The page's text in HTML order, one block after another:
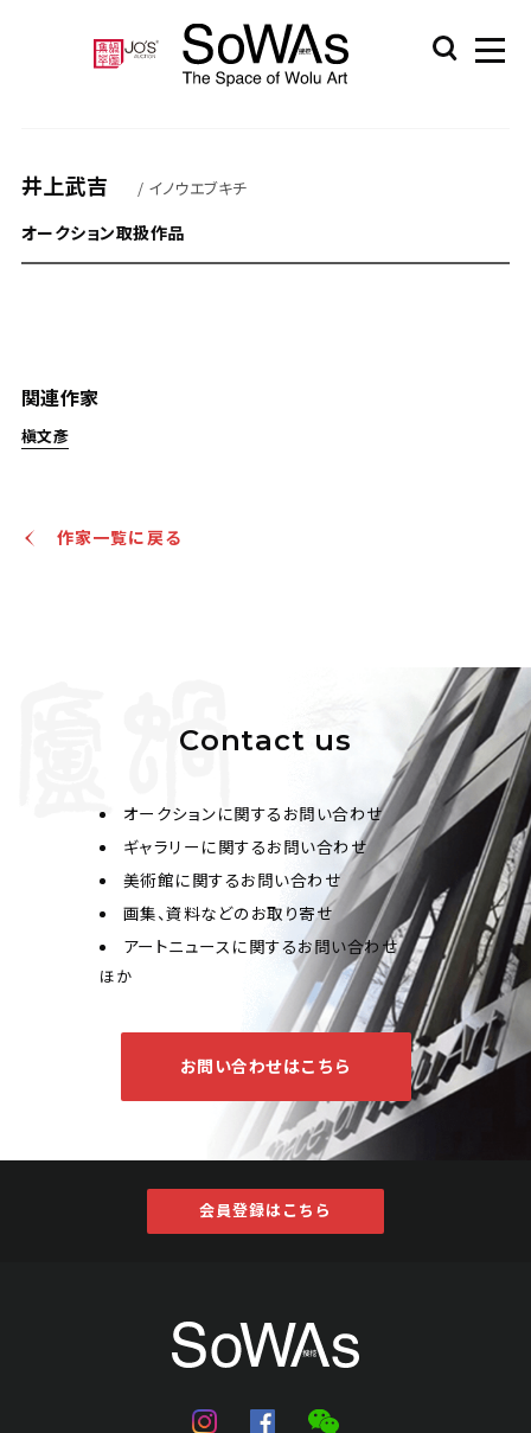
井上武吉 / イノウエブキチ
関連作家
槇文彥
オークション取扱作品
作家一覧に戻る
Contact us
オークションに関するお問い合わせ
ギャラリーに関するお問い合わせ
美術館に関するお問い合わせ
画集、資料などのお取り寄せ
アートニュースに関するお問い合わせ
ほか
お問い合わせはこちら
会員登録はこちら